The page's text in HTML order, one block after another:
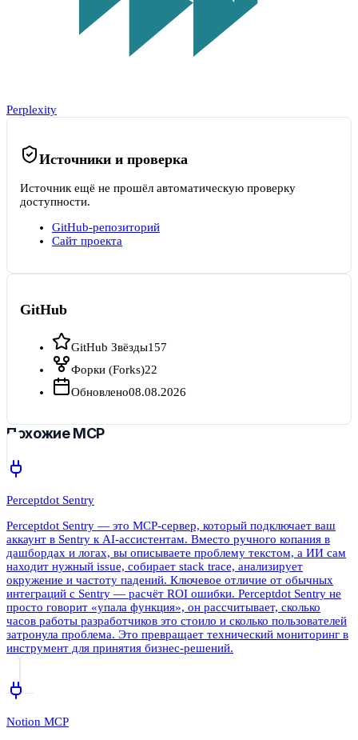
Perplexity
Источники и проверка
Источник ещё не прошёл автоматическую проверку
доступности.
GitHub-репозиторий
Сайт проекта
GitHub
GitHub Звёзды157
Форки (Forks)22
Обновлено08.08.2026
Похожие MCP
Perceptdot Sentry
Perceptdot Sentry — это MCP-сервер, который подключает ваш
аккаунт в Sentry к AI-ассистентам. Вместо ручного копания в
дашбордах и логах, вы описываете проблему текстом, а ИИ сам
находит нужный issue, собирает stack trace, анализирует
окружение и частоту падений. Ключевое отличие от обычных
интеграций с Sentry — расчёт ROI ошибки. Perceptdot Sentry не
просто говорит «упала функция», он рассчитывает, сколько
часов работы разработчиков это стоило и сколько пользователей
затронула проблема. Это превращает технический мониторинг в
инструмент для принятия бизнес-решений.
Notion MCP